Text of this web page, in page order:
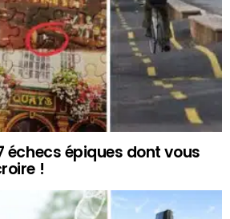
échecs épiques dont vous
!